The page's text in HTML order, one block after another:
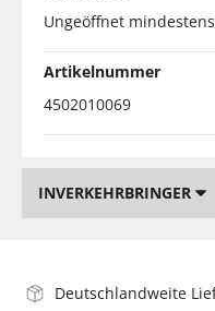
Ungeöffnet
Artikelnummer
4502010069
INVERKEHRBRINGER
Deutschlandweite